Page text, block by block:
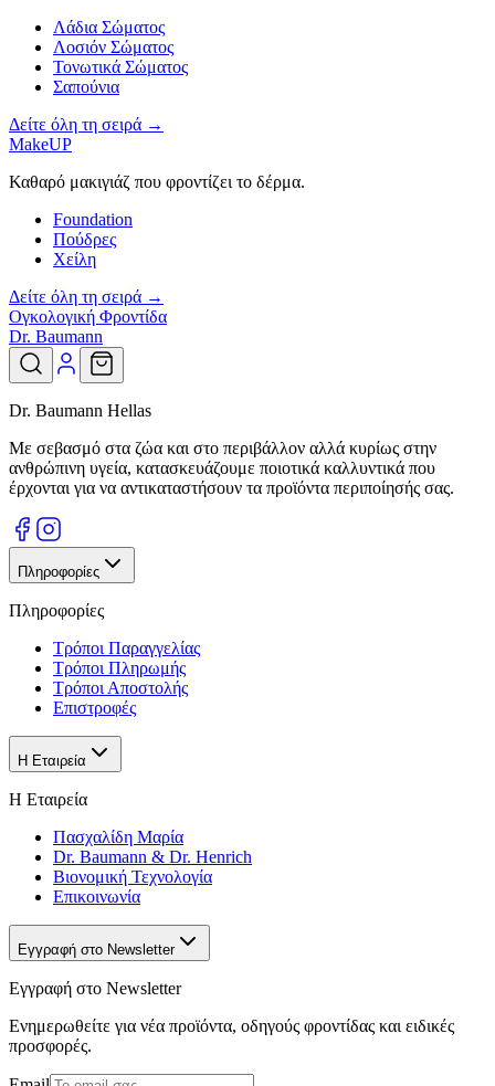
Λάδια Σώματος
Λοσιόν Σώματος
Τονωτικά Σώματος
Σαπούνια
Δείτε όλη τη σειρά →
MakeUP
Καθαρό μακιγιάζ που φροντίζει το δέρμα.
Foundation
Πούδρες
Χείλη
Δείτε όλη τη σειρά →
Ογκολογική Φροντίδα
Dr. Baumann
Dr. Baumann Hellas
Με σεβασμό στα ζώα και στο περιβάλλον αλλά κυρίως στην
ανθρώπινη υγεία, κατασκευάζουμε ποιοτικά καλλυντικά που
έρχονται για να αντικαταστήσουν τα προϊόντα περιποίησής σας.
Πληροφορίες
Πληροφορίες
Τρόποι Παραγγελίας
Τρόποι Πληρωμής
Τρόποι Αποστολής
Επιστροφές
Η Εταιρεία
Η Εταιρεία
Πασχαλίδη Μαρία
Dr. Baumann & Dr. Henrich
Βιονομική Τεχνολογία
Επικοινωνία
Εγγραφή στο Newsletter
Εγγραφή στο Newsletter
Ενημερωθείτε για νέα προϊόντα, οδηγούς φροντίδας και ειδικές
προσφορές.